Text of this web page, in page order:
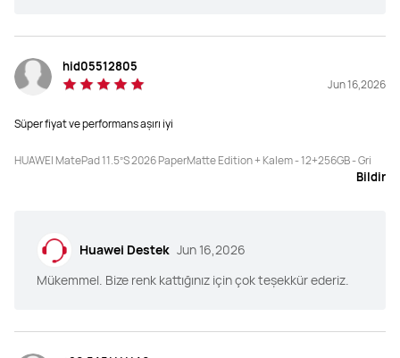
hid05512805
Jun 16,2026
Süper fiyat ve performans aşırı iyi
HUAWEI MatePad 11.5”S 2026 PaperMatte Edition + Kalem - 12+256GB - Gri
Bildir
Huawei Destek Jun 16,2026
Mükemmel. Bize renk kattığınız için çok teşekkür ederiz.